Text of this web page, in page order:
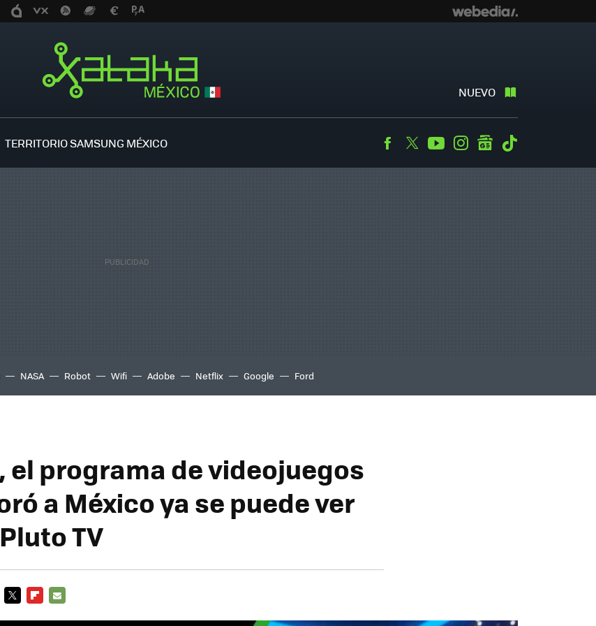
NUEVO
TERRITORIO SAMSUNG MÉXICO Facebook
TwitterYoutubeInstagramgooglenews
NASA Robot Wifi Adobe Netflix Google Ford
el programa de videojuegos
a México ya se puede ver
TV